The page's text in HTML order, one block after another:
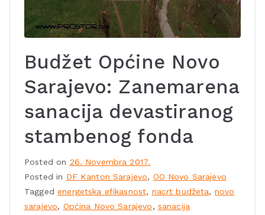
Budžet Općine Novo
Sarajevo: Zanemarena
sanacija devastiranog
stambenog fonda
Posted on 26. Novembra 2017.
Posted in DF Kanton Sarajevo, OO Novo Sarajevo
Taggedenergetska efikasnost, nacrt budžeta, novo
sarajevo, Općina Novo Sarajevo, sanacija